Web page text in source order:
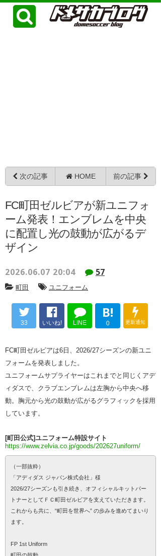
次の記事 HOME 前の記事
FC町田ゼルビアが新ユニフォ
ーム発表！エンブレムを中央
に配置し光の鼓動が広がるデ
ザイン
2026.06.07 20:04 57
町田 ユニフォーム
33 いいね! LINE
B!
0 更新通知
FC町田ゼルビアは6日、2026/27シーズンの新ユニ
フォームを発表しました。
ユニフォームサプライヤーはこれまでと同じくアデ
ィダスで、クラブエンブレムは左胸から中央へ移
動。胸元から光の鼓動が広がるグラフィックを採用
しています。
[町田公式]ユニフォーム特設サイト
https://www.zelvia.co.jp/goods/202627uniform/
（一部抜粋）
「アディダス ジャパン株式会社」様
2026/27シーズンも引き続き、オフィシャルキットパー
トナーとしてＦＣ町田ゼルビアを支えていただきます。
これからも共に、“町田を世界へ” の歩みを進めてまいり
ます。
FP 1st Uniform